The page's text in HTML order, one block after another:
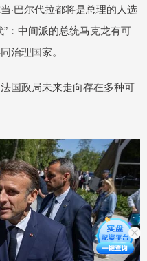
·巴尔代拉都将是总理的人选
：中间派的总统马克龙有可
治理国家。
政局未来走向存在多种可